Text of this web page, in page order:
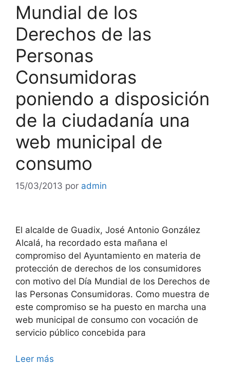
Mundial de los
Derechos de las
Personas
Consumidoras
poniendo a disposición
de la ciudadanía una
web municipal de
consumo
15/03/2013 por admin
El alcalde de Guadix, José Antonio González
Alcalá, ha recordado esta mañana el
compromiso del Ayuntamiento en materia de
protección de derechos de los consumidores
con motivo del Día Mundial de los Derechos de
las Personas Consumidoras. Como muestra de
este compromiso se ha puesto en marcha una
web municipal de consumo con vocación de
servicio público concebida para
Leer más